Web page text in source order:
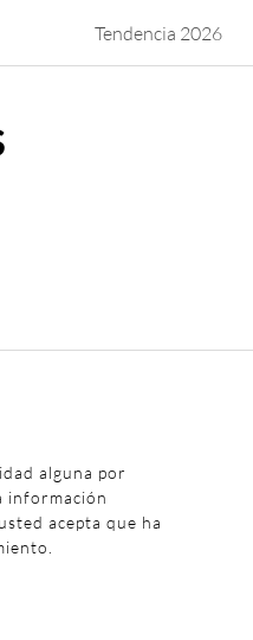
Tendencia 2026
alguna por
información
acepta que ha